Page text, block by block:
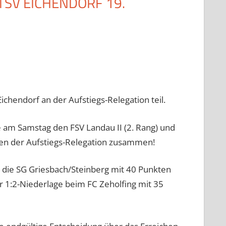
an der Aufstiegs-Relegation teil.
Samstag den FSV Landau II (2. Rang) und
der Aufstiegs-Relegation zusammen!
SG Griesbach/Steinberg mit 40 Punkten
Niederlage beim FC Zeholfing mit 35